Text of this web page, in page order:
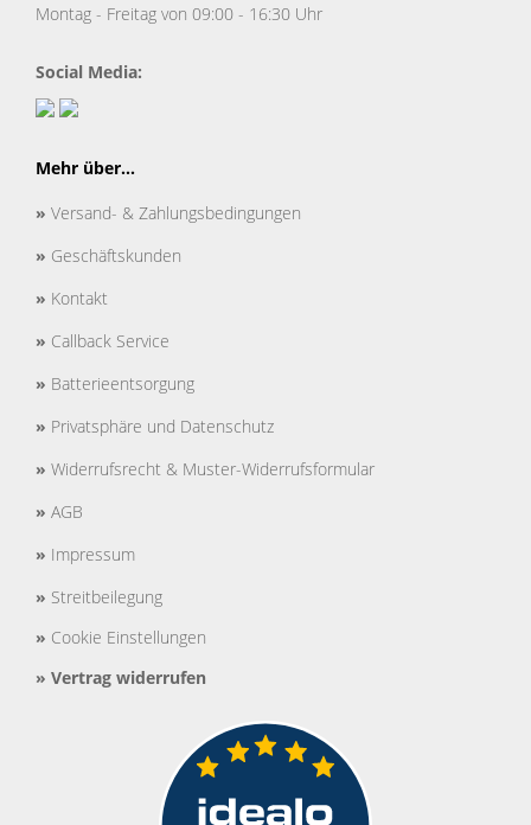
Montag - Freitag von 09:00 - 16:30 Uhr
Social Media:
Mehr über...
» Versand- & Zahlungsbedingungen
» Geschäftskunden
» Kontakt
» Callback Service
» Batterieentsorgung
» Privatsphäre und Datenschutz
» Widerrufsrecht & Muster-Widerrufsformular
» AGB
» Impressum
» Streitbeilegung
» Cookie Einstellungen
» Vertrag widerrufen